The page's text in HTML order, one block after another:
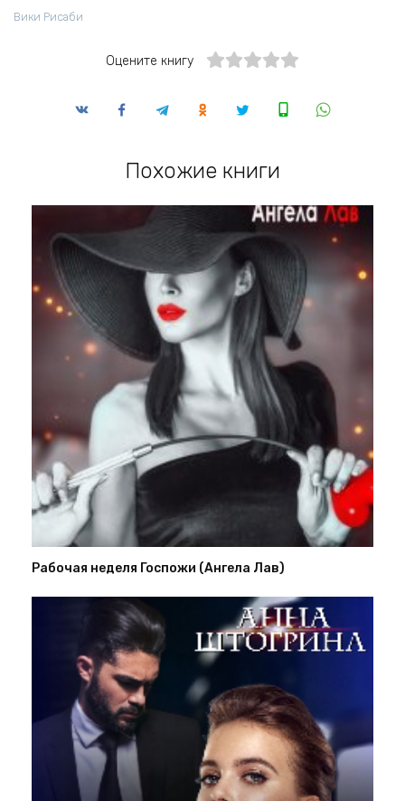
Вики Рисаби
Оцените книгу
Похожие книги
Рабочая неделя Госпожи (Ангела Лав)